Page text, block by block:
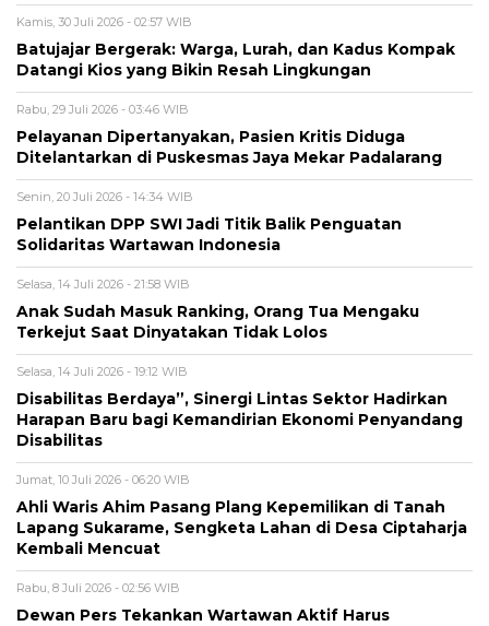
Kamis, 30 Juli 2026 - 02:57 WIB
Batujajar Bergerak: Warga, Lurah, dan Kadus Kompak
Datangi Kios yang Bikin Resah Lingkungan
Rabu, 29 Juli 2026 - 03:46 WIB
Pelayanan Dipertanyakan, Pasien Kritis Diduga
Ditelantarkan di Puskesmas Jaya Mekar Padalarang
Senin, 20 Juli 2026 - 14:34 WIB
Pelantikan DPP SWI Jadi Titik Balik Penguatan
Solidaritas Wartawan Indonesia
Selasa, 14 Juli 2026 - 21:58 WIB
Anak Sudah Masuk Ranking, Orang Tua Mengaku
Terkejut Saat Dinyatakan Tidak Lolos
Selasa, 14 Juli 2026 - 19:12 WIB
Disabilitas Berdaya”, Sinergi Lintas Sektor Hadirkan
Harapan Baru bagi Kemandirian Ekonomi Penyandang
Disabilitas
Jumat, 10 Juli 2026 - 06:20 WIB
Ahli Waris Ahim Pasang Plang Kepemilikan di Tanah
Lapang Sukarame, Sengketa Lahan di Desa Ciptaharja
Kembali Mencuat
Rabu, 8 Juli 2026 - 02:56 WIB
Dewan Pers Tekankan Wartawan Aktif Harus